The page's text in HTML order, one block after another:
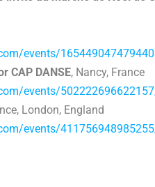
events/
CAP DANSE, Nancy, France
events/
London, England
events/